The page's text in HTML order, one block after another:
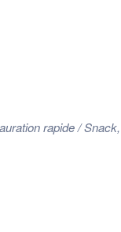
rapide /